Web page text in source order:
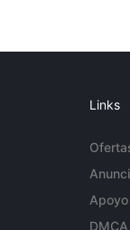
Links
Apoyo
DMCA